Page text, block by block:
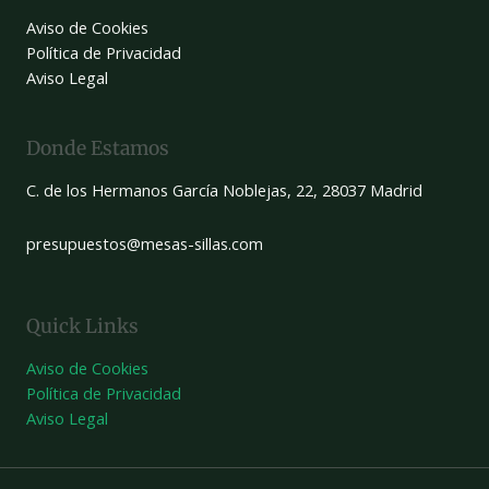
Aviso de Cookies
Política de Privacidad
Aviso Legal
Donde Estamos
C. de los Hermanos García Noblejas, 22, 28037 Madrid
presupuestos@mesas-sillas.com
Quick Links
Aviso de Cookies
Política de Privacidad
Aviso Legal